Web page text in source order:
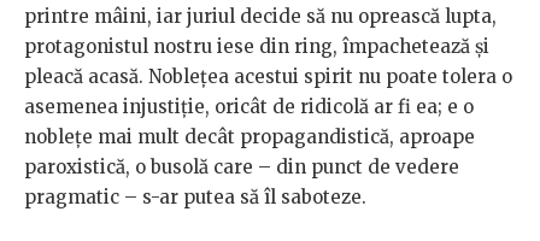
printre mâini, iar juriul decide să nu oprească lupta,
protagonistul nostru iese din ring, împachetează și
pleacă acasă. Noblețea acestui spirit nu poate tolera o
asemenea injustiție, oricât de ridicolă ar fi ea; e o
noblețe mai mult decât propagandistică, aproape
paroxistică, o busolă care – din punct de vedere
pragmatic – s-ar putea să îl saboteze.